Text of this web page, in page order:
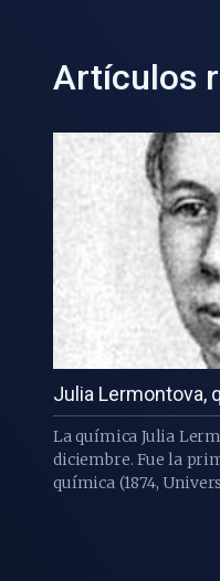
Artículos
Julia Lermontova,
La química Julia
diciembre. Fue la
química (1874,